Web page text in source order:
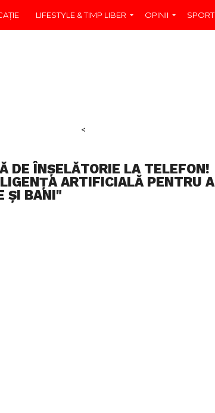
LIFESTYLE & TIMP LIBER OPINII SPORT
<
DE ÎNȘELĂTORIE LA TELEFON!
ARTIFICIALĂ PENTRU A
ȘI BANI"